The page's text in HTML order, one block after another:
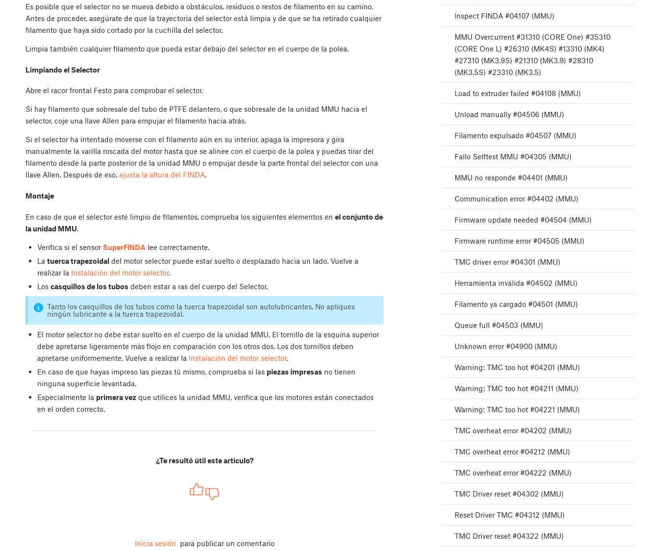
Es posible que el selector no se mueva debido a obstáculos, residuos o restos de filamento en su camino.
Antes de proceder, asegúrate de que la trayectoria del selector está limpia y de que se ha retirado cualquier
filamento que haya sido cortado por la cuchilla del selector.
Limpia también cualquier filamento que pueda estar debajo del selector en el cuerpo de la polea.
Limpiando el Selector
Abre el racor frontal Festo para comprobar el selector.
Si hay filamento que sobresale del tubo de PTFE delantero, o que sobresale de la unidad MMU hacia el
selector, coje una llave Allen para empujar el filamento hacia atrás.
Si el selector ha intentado moverse con el filamento aún en su interior, apaga la impresora y gira
manualmente la varilla roscada del motor hasta que se alinee con el cuerpo de la polea y puedas tirar del
filamento desde la parte posterior de la unidad MMU o empujar desde la parte frontal del selector con una
llave Allen. Después de eso, ajusta la altura del FINDA.
Montaje
En caso de que el selector esté limpio de filamentos, comprueba los siguientes elementos en el conjunto de
la unidad MMU.
Verifica si el sensor SuperFINDA lee correctamente.
La tuerca trapezoidaldel motor selector puede estar suelto o desplazado hacia un lado. Vuelve a
realizar la Instalación del motor selector.
Los casquillos de los tubos deben estar a ras del cuerpo del Selector.
Tanto los casquillos de los tubos como la tuerca trapezoidal son autolubricantes. No apliques
ningún lubricante a la tuerca trapezoidal.
El motor selector no debe estar suelto en el cuerpo de la unidad MMU. El tornillo de la esquina superior
debe apretarse ligeramente más flojo en comparación con los otros dos. Los dos tornillos deben
apretarse uniformemente. Vuelve a realizar la Instalación del motor selector.
En caso de que hayas impreso las piezas tú mismo, comprueba si las piezas impresas no tienen
ninguna superficie levantada.
Especialmente la primera vez que utilices la unidad MMU, verifica que los motores están conectados
en el orden correcto.
¿Te resultó útil este artículo?
Inicia sesión para publicar un comentario
Inspect FINDA #04107 (MMU)
MMU Overcurrent #31310 (CORE One) #35310
(CORE One L) #26310 (MK4S) #13310 (MK4)
#27310 (MK3.9S) #21310 (MK3.9) #28310
(MK3.5S) #23310 (MK3.5)
Load to extruder failed #04108 (MMU)
Unload manually #04506 (MMU)
Filamento expulsado #04507 (MMU)
Fallo Selftest MMU #04305 (MMU)
MMU no responde #04401 (MMU)
Communication error #04402 (MMU)
Firmware update needed #04504 (MMU)
Firmware runtime error #04505 (MMU)
TMC driver error #04301 (MMU)
Herramienta inválida #04502 (MMU)
Filamento ya cargado #04501 (MMU)
Queue full #04503 (MMU)
Unknown error #04900 (MMU)
Warning: TMC too hot #04201 (MMU)
Warning: TMC too hot #04211 (MMU)
Warning: TMC too hot #04221 (MMU)
TMC overheat error #04202 (MMU)
TMC overheat error #04212 (MMU)
TMC overheat error #04222 (MMU)
TMC Driver reset #04302 (MMU)
Reset Driver TMC #04312 (MMU)
TMC Driver reset #04322 (MMU)